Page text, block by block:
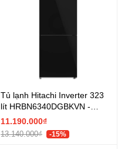
Tủ lạnh Hitachi Inverter 323
lít HRBN6340DGBKVN -
Chính hãng
11.190.000₫
13.140.000₫ -15%